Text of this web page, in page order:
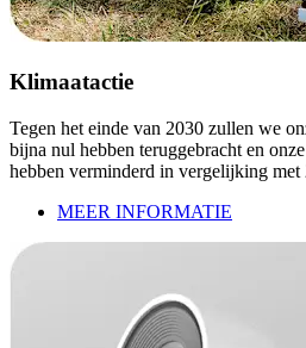
Klimaatactie
Tegen het einde van 2030 zullen we
bijna nul hebben teruggebracht en
hebben verminderd in vergelijking met
MEER INFORMATIE